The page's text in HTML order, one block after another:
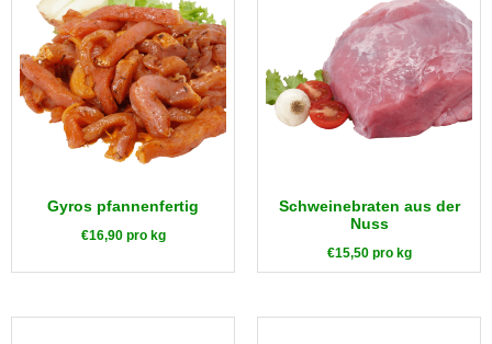
Gyros pfannenfertig
€16,90pro kg
Schweinebraten aus der
Nuss
€15,50pro kg